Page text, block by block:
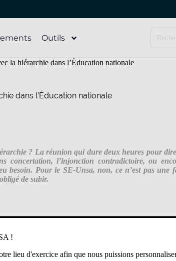
Outils
la hiérarchie dans l’Éducation nationale
dans l’Éducation nationale
? La réunion qui dure deux heures pour
concertation, l’injonction contradictoire, ou
besoin. Pour le SE-Unsa, non, ce n’est pas une
de subir.
réalité que l’Éducation nationale refuse encore
!
lieu d'exercice afin que nous puissions